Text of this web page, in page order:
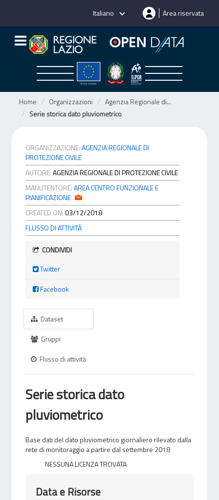
Italiano Area riservata
Home Organizzazioni
Agenzia Regionale di...
Serie storica dato pluviometrico
ORGANIZZAZIONE:AGENZIA REGIONALE DI
PROTEZIONE CIVILE
AUTORE:AGENZIA REGIONALE DI PROTEZIONE CIVILE
MANUTENTORE:AREA CENTRO FUNZIONALE E
PIANIFICAZIONE
CREATED ON:03/12/2018
FLUSSO DI ATTIVITÀ
CONDIVIDI
Twitter
Facebook
Dataset
Gruppi
Flusso di attività
Serie storica dato
pluviometrico
Base dati del dato pluviometrico giornaliero rilevato dalla
rete di monitoraggio a partire dal settembre 2018
NESSUNA LICENZA TROVATA
Data e Risorse